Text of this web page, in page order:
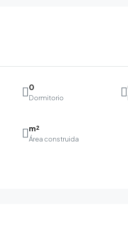
0
Dormitorio
m²
Área construida